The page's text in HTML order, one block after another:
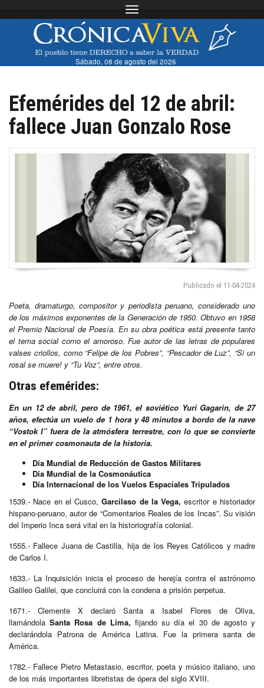
Toggle navigation
Sábado, 08 de agosto del 2026
Efemérides del 12 de abril:
fallece Juan Gonzalo Rose
Publicado el 11-04-2024
Poeta, dramaturgo, compositor y periodista peruano, considerado uno
de los máximos exponentes de la Generación de 1950. Obtuvo en 1958
el Premio Nacional de Poesía. En su obra poética está presente tanto
el tema social como el amoroso. Fue autor de las letras de populares
valses criollos, como “Felipe de los Pobres”, “Pescador de Luz”, “Si un
rosal se muere! y “Tu Voz”, entre otros.
Otras efemérides:
En un 12 de abril, pero de 1961, el soviético Yuri Gagarin, de 27
años, efectúa un vuelo de 1 hora y 48 minutos a bordo de la nave
“Vostok I” fuera de la atmósfera terrestre, con lo que se convierte
en el primer cosmonauta de la historia.
Día Mundial de Reducción de Gastos Militares
Día Mundial de la Cosmonáutica
Día Internacional de los Vuelos Espaciales Tripulados
1539.- Nace en el Cusco, Garcilaso de la Vega,escritor e historiador
hispano-peruano, autor de “Comentarios Reales de los Incas”. Su visión
del Imperio Inca será vital en la historiografía colonial.
1555.- Fallece Juana de Castilla, hija de los Reyes Católicos y madre
de Carlos I.
1633.- La Inquisición inicia el proceso de herejía contra el astrónomo
Galileo Galilei, que concluirá con la condena a prisión perpetua.
1671.- Clemente X declaró Santa a Isabel Flores de Oliva,
llamándolaSanta Rosa de Lima, fijando su día el 30 de agosto y
declarándola Patrona de América Latina. Fue la primera santa de
América.
1782.- Fallece Pietro Metastasio, escritor, poeta y músico italiano, uno
de los más importantes libretistas de ópera del siglo XVIII.